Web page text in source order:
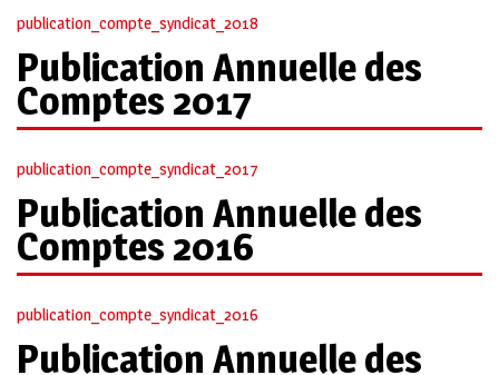
publication_compte_syndicat_2018
Publication Annuelle des
Comptes 2017
publication_compte_syndicat_2017
Publication Annuelle des
Comptes 2016
publication_compte_syndicat_2016
Publication Annuelle des